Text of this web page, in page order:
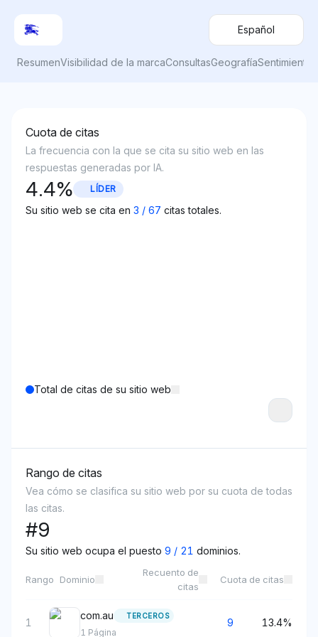
Español
ResumenVisibilidad de la marcaConsultasGeografíaSentimiento
Cuota de citas
La frecuencia con la que se cita su sitio web en las
respuestas generadas por IA.
4.4% LÍDER
Su sitio web se cita en 3 / 67 citas totales.
Total de citas de su sitio web
Rango de citas
Vea cómo se clasifica su sitio web por su cuota de todas
las citas.
#9
Su sitio web ocupa el puesto 9 / 21 dominios.
Rango Dominio
Recuento de
citas
Cuota de citas
1
com.au TERCEROS
1 Página
9 13.4%